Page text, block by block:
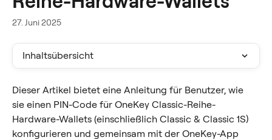
27. Juni 2025
Inhaltsübersicht
Dieser Artikel bietet eine Anleitung für Benutzer, wie
sie einen PIN-Code für OneKey Classic-Reihe-
Hardware-Wallets (einschließlich Classic & Classic 1S)
konfigurieren und gemeinsam mit der OneKey-App